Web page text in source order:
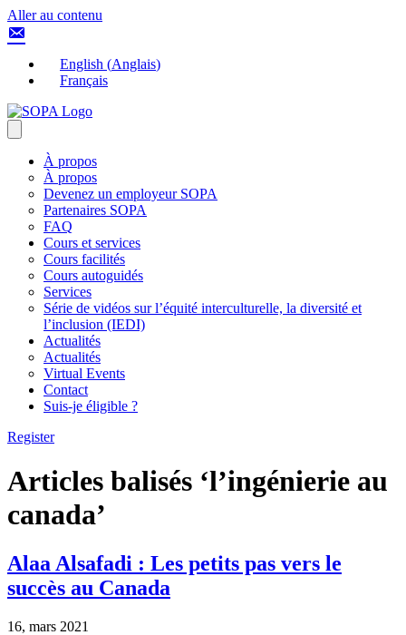
Aller au contenu
English (Anglais)
Français
À propos
À propos
Devenez un employeur SOPA
Partenaires SOPA
FAQ
Cours et services
Cours facilités
Cours autoguidés
Services
Série de vidéos sur l’équité interculturelle, la diversité et
l’inclusion (IEDI)
Actualités
Actualités
Virtual Events
Contact
Suis-je éligible ?
Register
Articles balisés ‘l’ingénierie au
canada’
Alaa Alsafadi : Les petits pas vers le
succès au Canada
16, mars 2021